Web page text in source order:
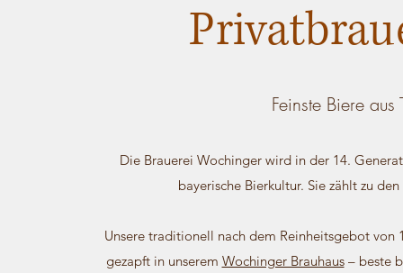
Feinste Biere aus
Die Brauerei Wochinger wird in der 14.
bayerische Bierkultur. Sie zählt zu
Unsere traditionell nach dem Reinheitsgebot
gezapft in unserem Wochinger Brauhaus– beste